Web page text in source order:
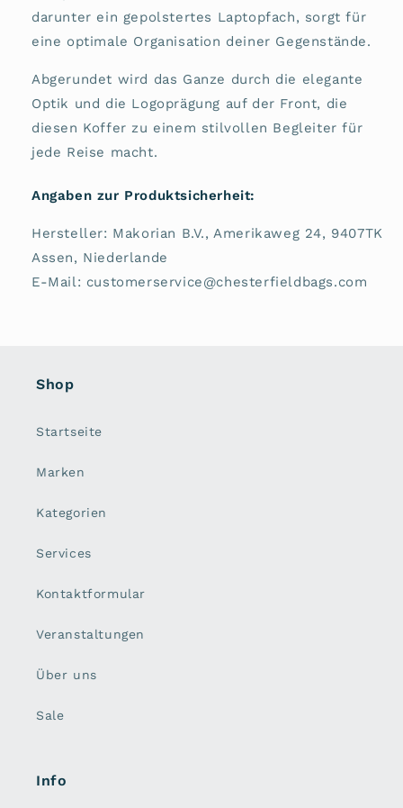
darunter ein gepolstertes Laptopfach, sorgt für
eine optimale Organisation deiner Gegenstände.
Abgerundet wird das Ganze durch die elegante
Optik und die Logoprägung auf der Front, die
diesen Koffer zu einem stilvollen Begleiter für
jede Reise macht​.
Angaben zur Produktsicherheit:
Hersteller: Makorian B.V., Amerikaweg 24, 9407TK
Assen, Niederlande
E-Mail: customerservice@chesterfieldbags.com
Shop
Startseite
Marken
Kategorien
Services
Kontaktformular
Veranstaltungen
Über uns
Sale
Info